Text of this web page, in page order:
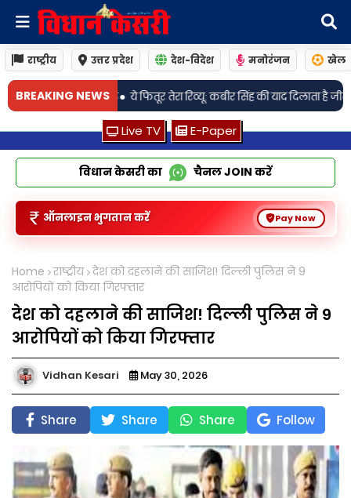
राष्ट्रीय उत्तर प्रदेश देश-विदेश मनोरंजन खेल
BREAKING NEWS
तेरा रिव्यू: कबीर सिंह की याद दिलाता है जीत का अंदाज़, लेकिन पहचान है
Live TV E-Paper
विधान केसरी का चैनलJOIN करें
ऑनलाइन भुगतान करें Pay Now
Home राष्ट्रीय देश को दहलाने की साजिश! दिल्ली पुलिस ने 9
आरोपियों को किया गिरफ्तार
देश को दहलाने की साजिश! दिल्ली पुलिस ने 9
आरोपियों को किया गिरफ्तार
Vidhan Kesari May 30, 2026
Share Share Share Follow